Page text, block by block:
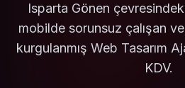
Isparta Gönen
mobilde sorunsuz çalışan
kurgulanmış Web Tasarım
KDV.